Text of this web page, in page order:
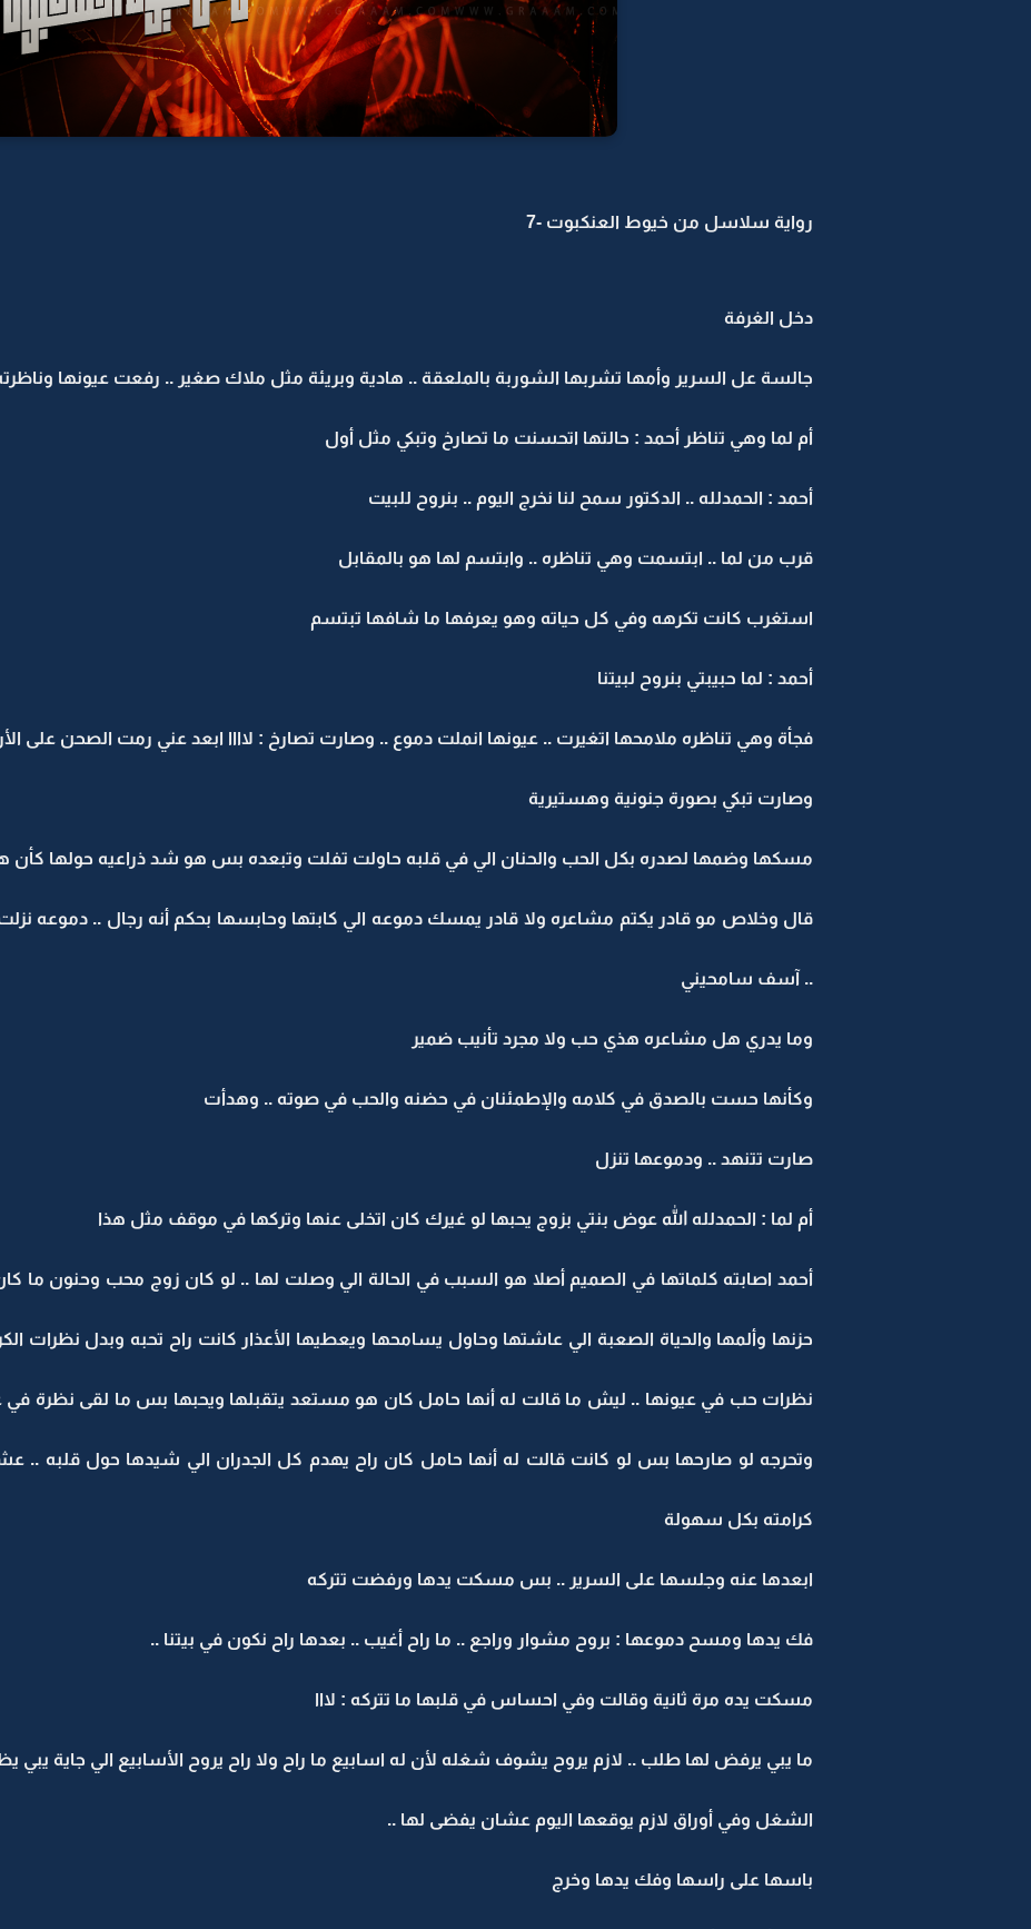
رواية سلاسل من خيوط العنكبوت -7
دخل الغرفة
جالسة عل السرير وأمها تشربها الشوربة بالملعقة .. هادية وبريئة مثل ملاك صغير .. رفعت عيونها
أم لما وهي تناظر أحمد : حالتها اتحسنت ما تصارخ وتبكي مثل أول
أحمد : الحمدلله .. الدكتور سمح لنا نخرج اليوم .. بنروح للبيت
قرب من لما .. ابتسمت وهي تناظره .. وابتسم لها هو بالمقابل
استغرب كانت تكرهه وفي كل حياته وهو يعرفها ما شافها تبتسم
أحمد : لما حبيبتي بنروح لبيتنا
فجأة وهي تناظره ملامحها اتغيرت .. عيونها انملت دموع .. وصارت تصارخ : لاااا ابعد عني رمت الصحن على
وصارت تبكي بصورة جنونية وهستيرية
مسكها وضمها لصدره بكل الحب والحنان الي في قلبه حاولت تفلت وتبعده بس هو شد ذراعيه حولها كأن
قال وخلاص مو قادر يكتم مشاعره ولا قادر يمسك دموعه الي كابتها وحابسها بحكم أنه رجال .. دموعه نزلت
.. آسف سامحيني
وما يدري هل مشاعره هذي حب ولا مجرد تأنيب ضمير
وكأنها حست بالصدق في كلامه والإطمئنان في حضنه والحب في صوته .. وهدأت
صارت تتنهد .. ودموعها تنزل
أم لما : الحمدلله الله عوض بنتي بزوج يحبها لو غيرك كان اتخلى عنها وتركها في موقف مثل هذا
أحمد اصابته كلماتها في الصميم أصلا هو السبب في الحالة الي وصلت لها .. لو كان زوج محب وحنون
حزنها وألمها والحياة الصعبة الي عاشتها وحاول يسامحها ويعطيها الأعذار كانت راح تحبه وبدل
نظرات حب في عيونها .. ليش ما قالت له أنها حامل كان هو مستعد يتقبلها ويحبها بس ما لقى نظرة
وتحرجه لو صارحها بس لو كانت قالت له أنها حامل كان راح يهدم كل الجدران الي شيدها حول قلبه
كرامته بكل سهولة
ابعدها عنه وجلسها على السرير .. بس مسكت يدها ورفضت تتركه
فك يدها ومسح دموعها : بروح مشوار وراجع .. ما راح أغيب .. بعدها راح نكون في بيتنا ..
مسكت يده مرة ثانية وقالت وفي احساس في قلبها ما تتركه : لااا
ما يبي يرفض لها طلب .. لازم يروح يشوف شغله لأن له اسابيع ما راح ولا راح يروح الأسابيع الي جاية
الشغل وفي أوراق لازم يوقعها اليوم عشان يفضى لها ..
باسها على راسها وفك يدها وخرج